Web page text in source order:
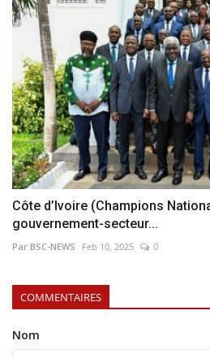
Côte d’Ivoire (Champions
gouvernement-secteur...
Par BSC-NEWS Feb 10, 2025 0
COMMENTAIRES
Nom